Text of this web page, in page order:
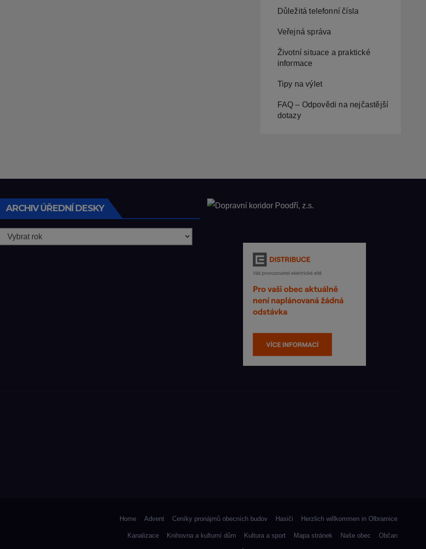
Důležitá telefonní čísla
Veřejná správa
Životní situace a praktické
informace
Tipy na výlet
FAQ – Odpovědi na nejčastější
dotazy
ARCHIV ÚŘEDNÍ DESKY
Home Advent Ceníky pronájmů obecních budov Hasiči Herzlich willkommen in Olbramice
Kanalizace Knihovna a kulturní dům Kultura a sport Mapa stránek Naše obec Občan